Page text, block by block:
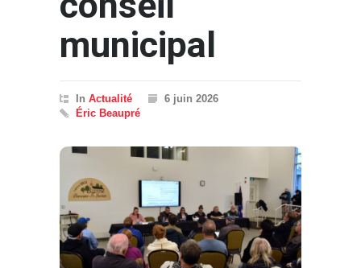
municipal
In Actualité
6 juin 2026
Éric Beaupré